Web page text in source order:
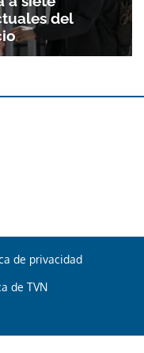
ACEPTAR
del
de privacidad
de TVN